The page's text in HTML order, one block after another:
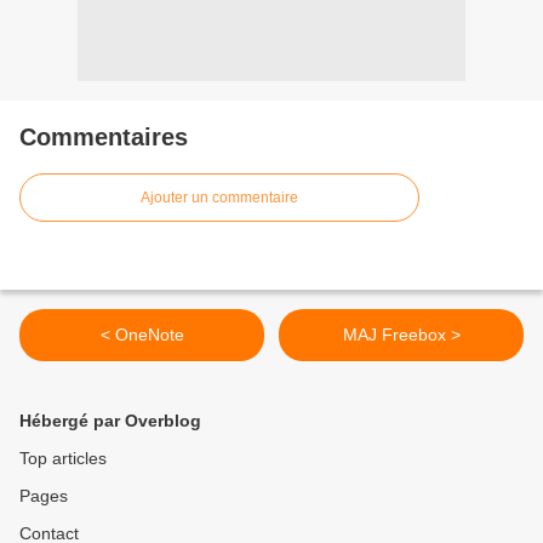
Commentaires
Ajouter un commentaire
< OneNote MAJ Freebox >
Hébergé par Overblog
Top articles
Pages
Contact